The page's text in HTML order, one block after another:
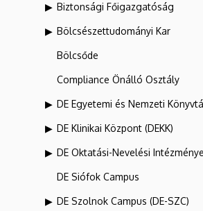
Biztonsági Főigazgatóság
Bölcsészettudományi Kar
Bölcsőde
Compliance Önálló Osztály
DE Egyetemi és Nemzeti
DE Klinikai Központ (DEKK)
DE Oktatási-Nevelési
DE Siófok Campus
DE Szolnok Campus (DE-SZC)